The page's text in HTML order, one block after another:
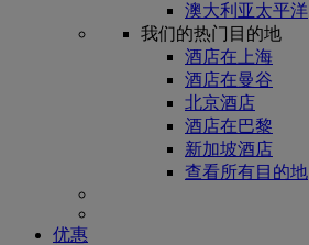
澳大利亚太平洋
我们的热门目的地
酒店在上海
酒店在曼谷
北京酒店
酒店在巴黎
新加坡酒店
查看所有目的地
优惠